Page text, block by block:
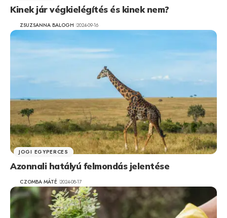
Kinek jár végkielégítés és kinek nem?
ZSUZSANNA BALOGH 2024-09-16
JOGI EGYPERCES
Azonnali hatályú felmondás jelentése
CZOMBA MÁTÉ 2024-08-17